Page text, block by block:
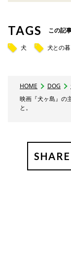
TAGS この記
犬 犬との暮
HOME DOG
映画『犬ヶ島』の
と。
SHARE